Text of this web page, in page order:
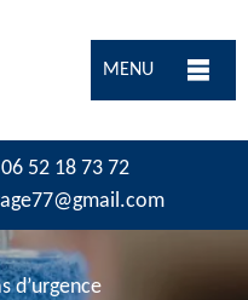
MENU
06 52 18 73 72
d’urgence